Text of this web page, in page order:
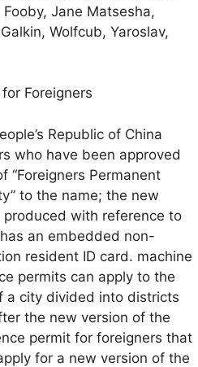
Jane Matsesha,
Wolfcub, Yaroslav,
Foreigners
Republic of China
who have been approved
“Foreigners Permanent
to the name; the new
with reference to
an embedded non-
resident ID card. machine
permits can apply to the
a city divided into districts
the new version of the
permit for foreigners that
for a new version of the